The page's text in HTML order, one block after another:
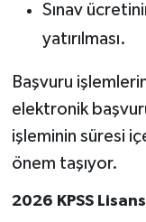
Sınav
yatırılması.
Başvuru
elektronik
işleminin süresi
önem taşıyor.
2026 KPSS